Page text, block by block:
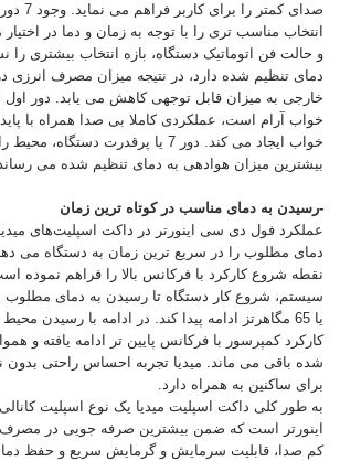
صدای
انتخاب مناسب تری را با توجه به زمان و دما در
و حالت فن اتوماتیک دستگاه، بازه انتخاب بیشتری
دمای تنظیم شده دارد، در نتیجه میزان مصرف انرزی
خارجی به میزان قابل توجهی کاهش می یابد. دور
خواب آرام است، عملکردی کاملا بی صدا همراه با
خواب ایجاد می کند. دور 7 یا پرقدرت
بیشترین میزان هوادهی به دمای تنظیم شده می رساند.
-رسیدن به دمای مناسب در کوتاه ترین زمان
عملکرد فول دی سی اینورتر در داکت اسپلیت‌های
دمای مطلوب را در سریع ترین زمان به دستگاه می
نقطه شروع کارکرد با فرکانس بالا را فراهم نموده
یا 65 مگاهرتز ادامه پیدا کند. در ادامه با رسیدن
کارکرد کمپرسور با فرکانس پایین تر ادامه یافته و
شده باقی می ماند. میدیا تجربه احساس راحتی بدون
برای ساکنین به همراه دارد.
به طور کلی داکت اسپلیت میدیا یک نوع اسپلیت
اینورتر است که ضمن بیشترین صرفه جویی در مصرف
کم صدا، قابلیت سرمایش و گرمایش سریع و حفظ